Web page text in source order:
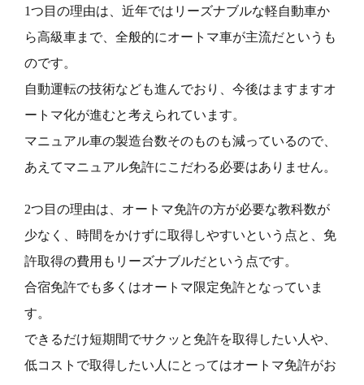
1つ目の理由は、近年ではリーズナブルな軽自動車か
ら高級車まで、全般的にオートマ車が主流だというも
のです。
自動運転の技術なども進んでおり、今後はますますオ
ートマ化が進むと考えられています。
マニュアル車の製造台数そのものも減っているので、
あえてマニュアル免許にこだわる必要はありません。
2つ目の理由は、オートマ免許の方が必要な教科数が
少なく、時間をかけずに取得しやすいという点と、免
許取得の費用もリーズナブルだという点です。
合宿免許でも多くはオートマ限定免許となっていま
す。
できるだけ短期間でサクッと免許を取得したい人や、
低コストで取得したい人にとってはオートマ免許がお